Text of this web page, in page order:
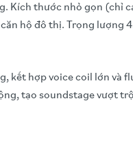
Kích thước nhỏ gọn (chỉ
hộ đô thị. Trọng lượng
kết hợp voice coil lớn và
tạo soundstage vượt